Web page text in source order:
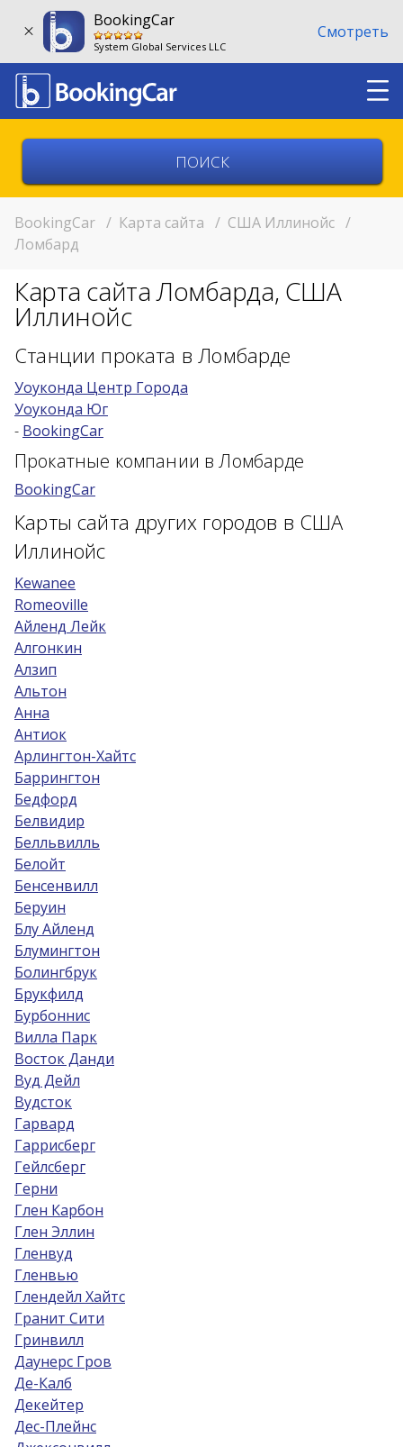
BookingCar
System Global Services LLC
Смотреть
Выберите город
Возврат в другом месте?
11:00
Возраст 25-70 лет?
Купон/промо
BookingCar / Карта сайта / США Иллинойс /
Ломбард
Карта сайта Ломбарда, США
Иллинойс
Станции проката в Ломбарде
Уоуконда Центр Города
Уоуконда Юг
- BookingCar
Прокатные компании в Ломбарде
BookingCar
Карты сайта других городов в США
Иллинойс
Kewanee
Romeoville
Айленд Лейк
Алгонкин
Алзип
Альтон
Анна
Антиок
Арлингтон-Хайтс
Баррингтон
Бедфорд
Белвидир
Белльвилль
Белойт
Бенсенвилл
Беруин
Блу Айленд
Блумингтон
Болингбрук
Брукфилд
Бурбоннис
Вилла Парк
Восток Данди
Вуд Дейл
Вудсток
Гарвард
Гаррисберг
Гейлсберг
Герни
Глен Карбон
Глен Эллин
Гленвуд
Гленвью
Глендейл Хайтс
Гранит Сити
Гринвилл
Даунерс Гров
Де-Калб
Декейтер
Дес-Плейнс